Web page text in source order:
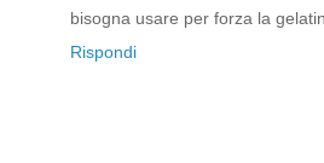
bisogna usare per forza la
Rispondi